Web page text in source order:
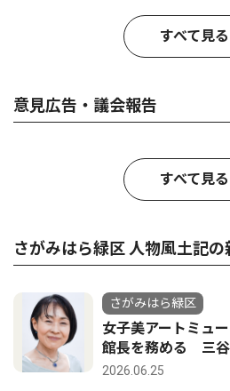
すべて見る
意見広告・議会報告
すべて見る
さがみはら緑区 人物風土記の
さがみはら緑区
女子美アートミュ
館長を務める 三
2026.06.25